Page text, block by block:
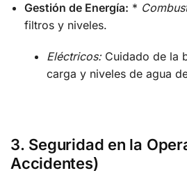
Gestión de Energía: *
filtros y niveles.
Eléctricos:Cuidado de la
carga y niveles de agua
3. Seguridad en la
Accidentes)